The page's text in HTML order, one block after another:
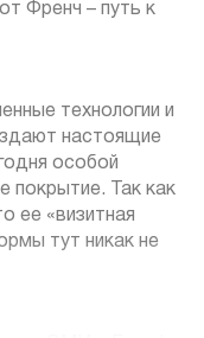
Френч – путь к
технологии и
настоящие
особой
покрытие. Так как
ее «визитная
тут никак не